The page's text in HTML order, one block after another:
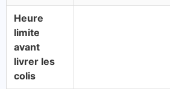
Heure
limite
avant
livrer les
colis